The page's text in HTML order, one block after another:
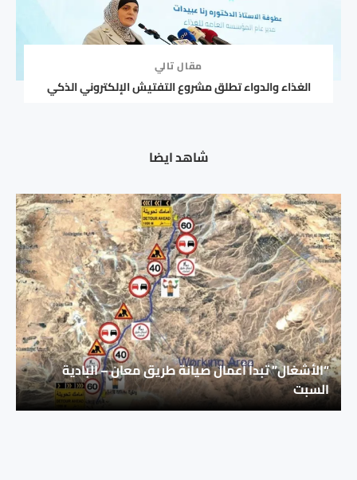
مقال تالي
الغذاء والدواء تطلق مشروع التفتيش الإلكتروني الذكي
شاهد ايضا
“الأشغال” تبدأ أعمال صيانة طريق معان – البادية
السبت